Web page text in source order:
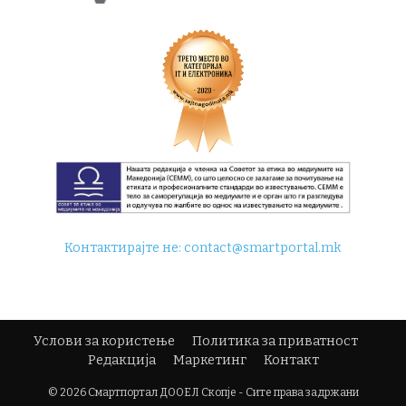
Контактирајте не:contact@smartportal.mk
Услови за користење
Политика за приватност
Редакција
Маркетинг Контакт
© 2026 Смартпортал ДООЕЛ Скопје - Сите права задржани